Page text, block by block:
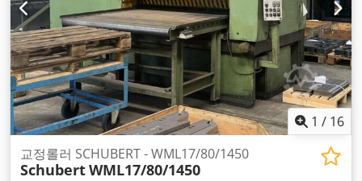
1 / 16
교정롤러 SCHUBERT - WML17/80/1450
SchubertWML17/80/1450